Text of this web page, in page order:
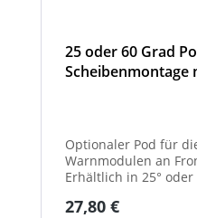
25 oder 60 Grad
Scheibenmontage
Optionaler Pod für
Warnmodulen an
Erhältlich in 25°
Regulärer Preis:
27,80 €